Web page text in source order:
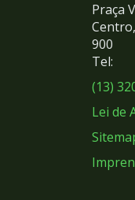
Praça
900
Tel:
(13)
Lei de